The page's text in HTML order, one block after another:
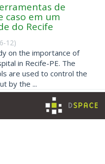
de
caso em um
do Recife
12)
on the importance of
in Recife-PE. The
are used to control the
by the ...